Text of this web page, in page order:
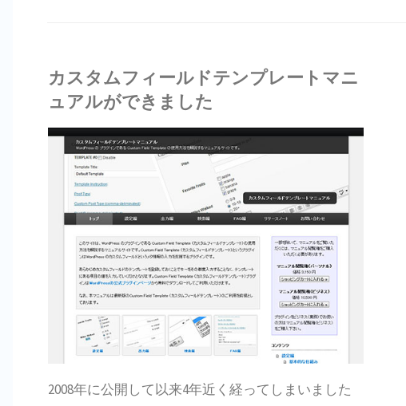
カスタムフィールドテンプレートマニ
ュアルができました
GO GO
のニュ
2008年に公開して以来4年近く経ってしまいました